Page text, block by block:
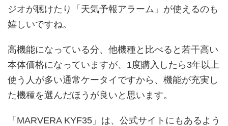
ジオが聴けたり「天気予報アラーム」が使えるのも
嬉しいですね。
高機能になっている分、他機種と比べると若干高い
本体価格になっていますが、1度購入したら3年以上
使う人が多い通常ケータイですから、機能が充実し
た機種を選んだほうが良いと思います。
「MARVERA KYF35」は、公式サイトにもあるよう